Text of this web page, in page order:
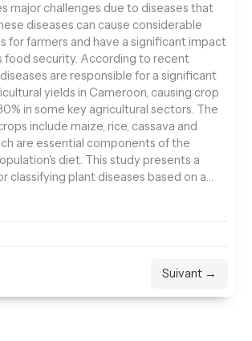
major challenges due to diseases that
diseases can cause considerable
for farmers and have a significant impact
food security. According to recent
are responsible for a significant
yields in Cameroon, causing crop
in some key agricultural sectors. The
include maize, rice, cassava and
are essential components of the
diet. This study presents a
classifying plant diseases based on a…
Suivant →